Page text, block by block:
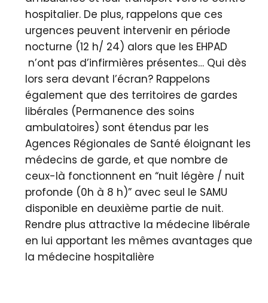
hospitalier. De plus, rappelons que ces
urgences peuvent intervenir en période
nocturne (12 h/ 24) alors que les EHPAD
n’ont pas d’infirmières présentes… Qui dès
lors sera devant l’écran? Rappelons
également que des territoires de gardes
libérales (Permanence des soins
ambulatoires) sont étendus par les
Agences Régionales de Santé éloignant les
médecins de garde, et que nombre de
ceux-là fonctionnent en “nuit légère / nuit
profonde (0h à 8 h)” avec seul le SAMU
disponible en deuxième partie de nuit.
Rendre plus attractive la médecine libérale
en lui apportant les mêmes avantages que
la médecine hospitalière